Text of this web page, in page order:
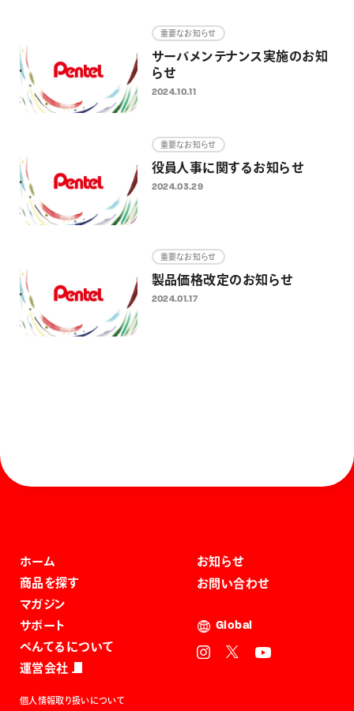
重要なお知らせ
サーバメンテナンス実施のお知
らせ
2024.10.11
重要なお知らせ
役員人事に関するお知らせ
2024.03.29
重要なお知らせ
製品価格改定のお知らせ
2024.01.17
ホーム
商品を探す
マガジン
サポート
ぺんてるについて
運営会社
お知らせ
お問い合わせ
Global
個人情報取り扱いについて